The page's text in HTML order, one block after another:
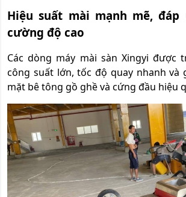
Hiệu suất mài mạnh mẽ,
cường độ cao
Các dòng máy mài sàn Xingyi được
công suất lớn, tốc độ quay nhanh và
mặt bê tông gồ ghề và cứng đầu hiệu